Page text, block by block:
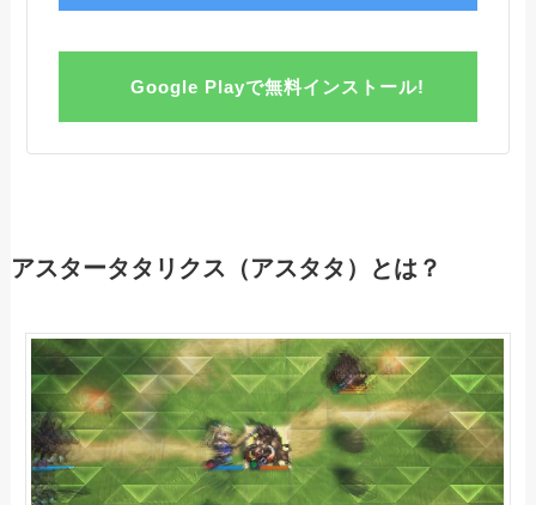
Google Playで無料インストール!
アスタータタリクス（アスタタ）とは？